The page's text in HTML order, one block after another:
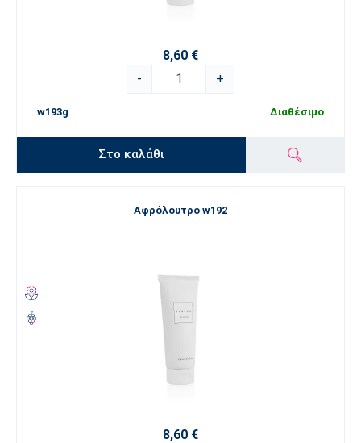
8,60 €
-
+
w193g Διαθέσιμο
Στο καλάθι
Αφρόλουτρο w192
8,60 €